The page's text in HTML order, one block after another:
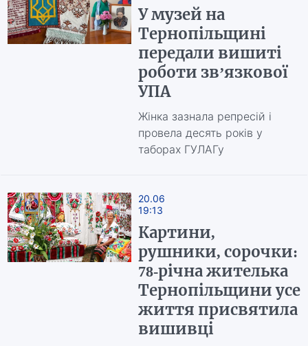
У музей на
Тернопільщині
передали вишиті
роботи зв’язкової
УПА
Жінка зазнала репресій і
провела десять років у
таборах ГУЛАГу
20.06
19:13
Картини,
рушники, сорочки:
78-річна жителька
Тернопільщини усе
життя присвятила
вишивці